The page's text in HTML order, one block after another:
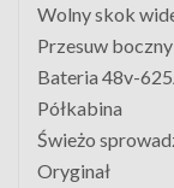
Wolny skok
Przesuw
Bateria 48v-
Półkabina
Świeżo
Oryginał